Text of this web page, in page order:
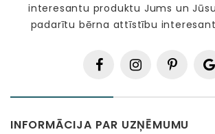
interesantu produktu Jums un
padarītu bērna attīstību
INFORMĀCIJA PAR UZŅĒMUMU